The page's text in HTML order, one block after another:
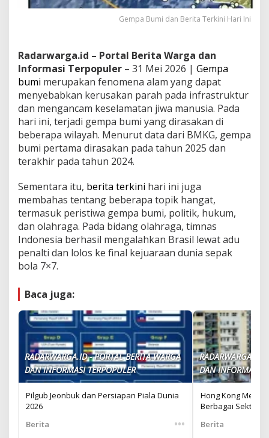
Gempa Bumi dan Berita Terkini Hari Ini
Radarwarga.id – Portal Berita Warga dan
Informasi Terpopuler – 31 Mei 2026 | Gempa
bumi merupakan fenomena alam yang dapat
menyebabkan kerusakan parah pada infrastruktur
dan mengancam keselamatan jiwa manusia. Pada
hari ini, terjadi gempa bumi yang dirasakan di
beberapa wilayah. Menurut data dari BMKG, gempa
bumi pertama dirasakan pada tahun 2025 dan
terakhir pada tahun 2024.
Sementara itu, berita terkini hari ini juga
membahas tentang beberapa topik hangat,
termasuk peristiwa gempa bumi, politik, hukum,
dan olahraga. Pada bidang olahraga, timnas
Indonesia berhasil mengalahkan Brasil lewat adu
penalti dan lolos ke final kejuaraan dunia sepak
bola 7×7.
Baca juga:
RADARWARGA.ID - PORTAL BERITA WARGA
DAN INFORMASI TERPOPULER
Pilgub Jeonbuk dan Persiapan Piala Dunia
2026
Berita
•••
RADARWARGA.ID
DAN INFORMASI
Hong Kong
Berbagai Sektor
Berita